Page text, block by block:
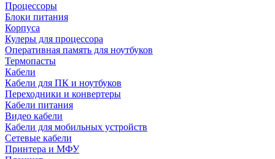
Процессоры
Блоки питания
Корпуса
Кулеры для процессора
Оперативная память для ноутбуков
Термопасты
Кабели
Кабели для ПК и ноутбуков
Переходники и конвертеры
Кабели питания
Видео кабели
Кабели для мобильных устройств
Сетевые кабели
Принтера и МФУ